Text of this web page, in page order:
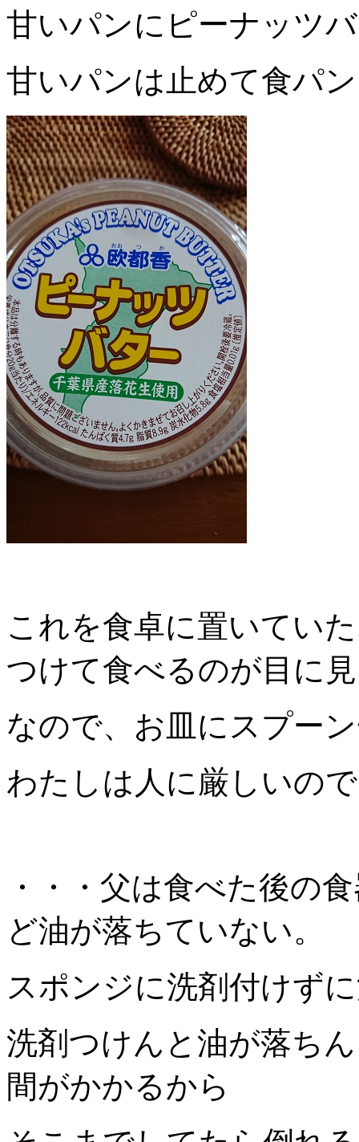
甘いパンにピーナッツ
甘いパンは止めて食パ
これを食卓に置いてい
つけて食べるのが目に
なので、お皿にスプー
わたしは人に厳しいの
・・・父は食べた後の
ど油が落ちていない。
スポンジに洗剤付けず
洗剤つけんと油が落ち
間がかかるから